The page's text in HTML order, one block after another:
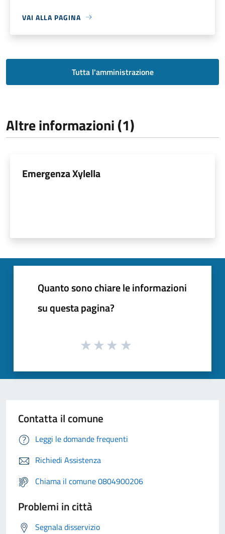
VAI ALLA PAGINA
Tutta l'amministrazione
Altre informazioni (1)
Emergenza Xylella
Quanto sono chiare le informazioni
su questa pagina?
Contatta il comune
Leggi le domande frequenti
Richiedi Assistenza
Chiama il comune 0804900206
Problemi in città
Segnala disservizio